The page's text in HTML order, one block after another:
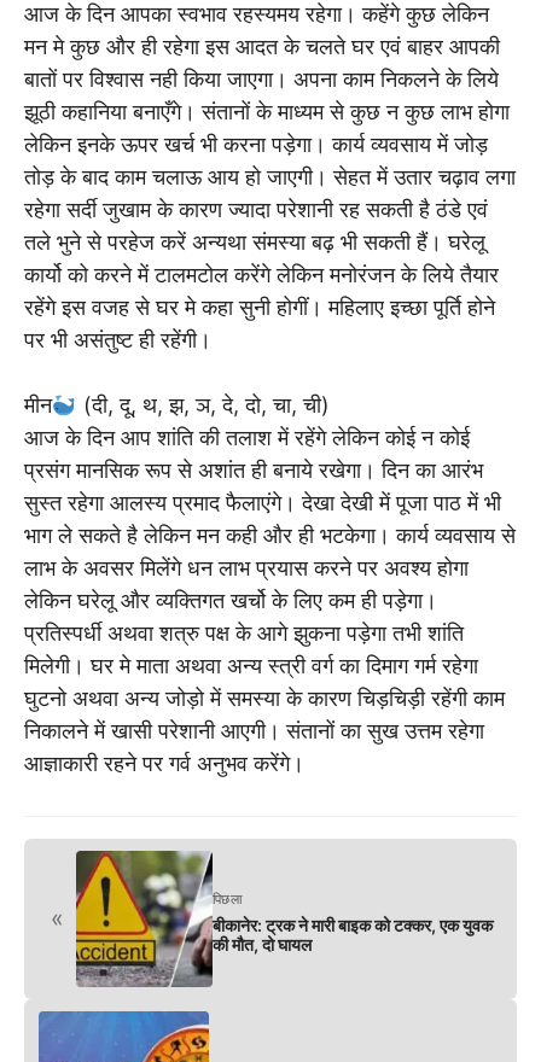
आज के दिन आपका स्वभाव रहस्यमय रहेगा। कहेंगे कुछ लेकिन
मन मे कुछ और ही रहेगा इस आदत के चलते घर एवं बाहर आपकी
बातों पर विश्वास नही किया जाएगा। अपना काम निकलने के लिये
झूठी कहानिया बनाएँगे। संतानों के माध्यम से कुछ न कुछ लाभ होगा
लेकिन इनके ऊपर खर्च भी करना पड़ेगा। कार्य व्यवसाय में जोड़
तोड़ के बाद काम चलाऊ आय हो जाएगी। सेहत में उतार चढ़ाव लगा
रहेगा सर्दी जुखाम के कारण ज्यादा परेशानी रह सकती है ठंडे एवं
तले भुने से परहेज करें अन्यथा संमस्या बढ़ भी सकती हैं। घरेलू
कार्यो को करने में टालमटोल करेंगे लेकिन मनोरंजन के लिये तैयार
रहेंगे इस वजह से घर मे कहा सुनी होगीं। महिलाए इच्छा पूर्ति होने
पर भी असंतुष्ट ही रहेंगी।
मीन
(दी, दू, थ, झ, ञ, दे, दो, चा, ची)
आज के दिन आप शांति की तलाश में रहेंगे लेकिन कोई न कोई
प्रसंग मानसिक रूप से अशांत ही बनाये रखेगा। दिन का आरंभ
सुस्त रहेगा आलस्य प्रमाद फैलाएंगे। देखा देखी में पूजा पाठ में भी
भाग ले सकते है लेकिन मन कही और ही भटकेगा। कार्य व्यवसाय से
लाभ के अवसर मिलेंगे धन लाभ प्रयास करने पर अवश्य होगा
लेकिन घरेलू और व्यक्तिगत खर्चो के लिए कम ही पड़ेगा।
प्रतिस्पर्धी अथवा शत्रु पक्ष के आगे झुकना पड़ेगा तभी शांति
मिलेगी। घर मे माता अथवा अन्य स्त्री वर्ग का दिमाग गर्म रहेगा
घुटनो अथवा अन्य जोड़ो में समस्या के कारण चिड़चिड़ी रहेंगी काम
निकालने में खासी परेशानी आएगी। संतानों का सुख उत्तम रहेगा
आज्ञाकारी रहने पर गर्व अनुभव करेंगे।
«
पिछला
बीकानेर: ट्रक ने मारी बाइक को टक्कर, एक युवक
की मौत, दो घायल